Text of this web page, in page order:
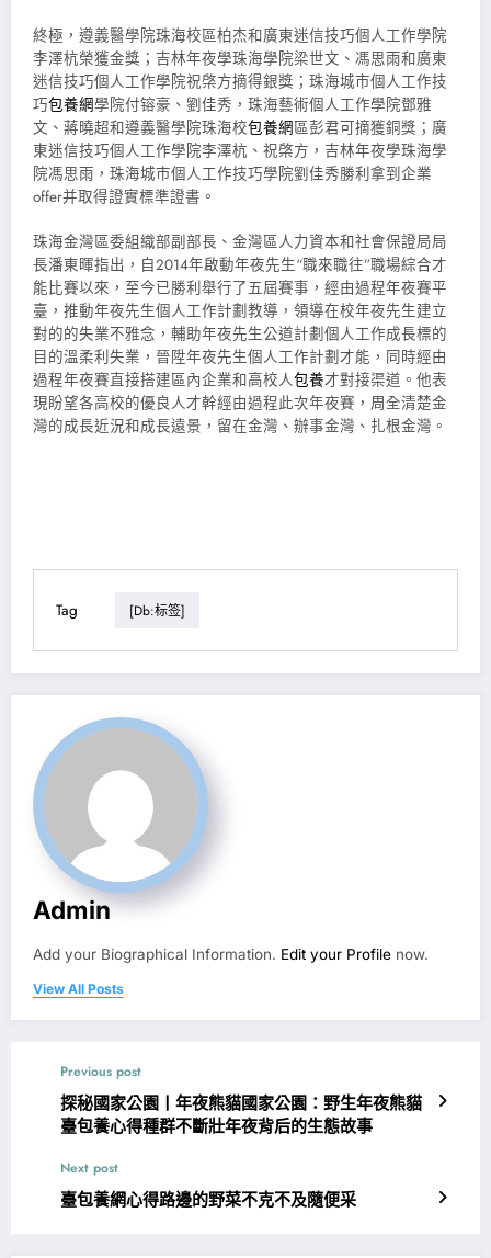
終極，遵義醫學院珠海校區柏杰和廣東迷信技巧個人工作學院
李澤杭榮獲金獎；吉林年夜學珠海學院梁世文、馮思雨和廣東
迷信技巧個人工作學院祝棨方摘得銀獎；珠海城市個人工作技
巧包養網學院付镕豪、劉佳秀，珠海藝術個人工作學院鄧雅
文、蔣曉超和遵義醫學院珠海校包養網區彭君可摘獲銅獎；廣
東迷信技巧個人工作學院李澤杭、祝棨方，吉林年夜學珠海學
院馮思雨，珠海城市個人工作技巧學院劉佳秀勝利拿到企業
offer并取得證實標準證書。
珠海金灣區委組織部副部長、金灣區人力資本和社會保證局局
長潘東暉指出，自2014年啟動年夜先生“職來職往”職場綜合才
能比賽以來，至今已勝利舉行了五屆賽事，經由過程年夜賽平
臺，推動年夜先生個人工作計劃教導，領導在校年夜先生建立
對的的失業不雅念，輔助年夜先生公道計劃個人工作成長標的
目的溫柔利失業，晉陞年夜先生個人工作計劃才能，同時經由
過程年夜賽直接搭建區內企業和高校人包養才對接渠道。他表
現盼望各高校的優良人才幹經由過程此次年夜賽，周全清楚金
灣的成長近況和成長遠景，留在金灣、辦事金灣、扎根金灣。
Tag [db:标签]
Admin
Add your Biographical Information. Edit your Profile now.
View All Posts
Previous post
探秘國家公園丨年夜熊貓國家公園：野生年夜熊貓
臺包養心得種群不斷壯年夜背后的生態故事
Next post
臺包養網心得路邊的野菜不克不及隨便采